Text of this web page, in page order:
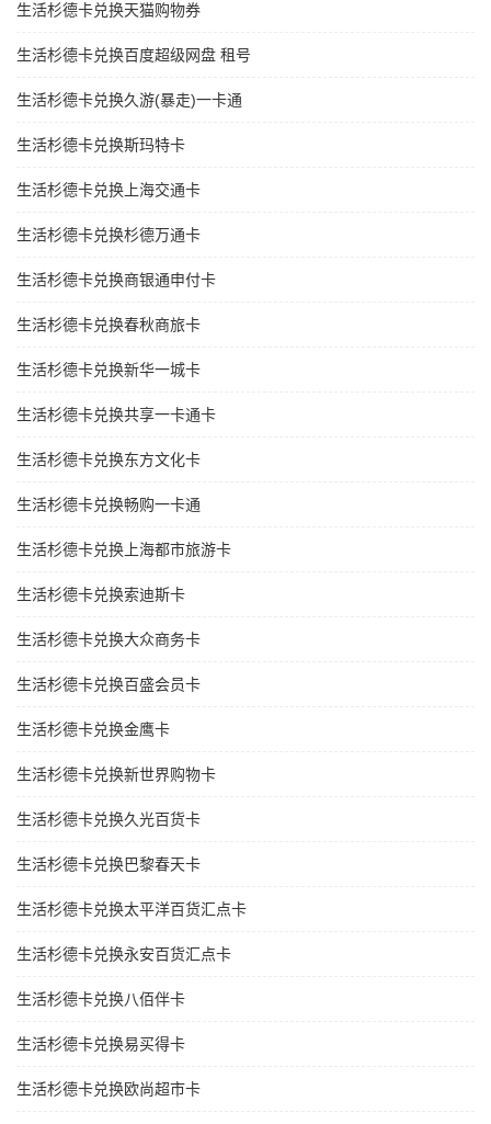
生活杉德卡兑换天猫购物券
生活杉德卡兑换百度超级网盘 租号
生活杉德卡兑换久游(暴走)一卡通
生活杉德卡兑换斯玛特卡
生活杉德卡兑换上海交通卡
生活杉德卡兑换杉德万通卡
生活杉德卡兑换商银通申付卡
生活杉德卡兑换春秋商旅卡
生活杉德卡兑换新华一城卡
生活杉德卡兑换共享一卡通卡
生活杉德卡兑换东方文化卡
生活杉德卡兑换畅购一卡通
生活杉德卡兑换上海都市旅游卡
生活杉德卡兑换索迪斯卡
生活杉德卡兑换大众商务卡
生活杉德卡兑换百盛会员卡
生活杉德卡兑换金鹰卡
生活杉德卡兑换新世界购物卡
生活杉德卡兑换久光百货卡
生活杉德卡兑换巴黎春天卡
生活杉德卡兑换太平洋百货汇点卡
生活杉德卡兑换永安百货汇点卡
生活杉德卡兑换八佰伴卡
生活杉德卡兑换易买得卡
生活杉德卡兑换欧尚超市卡